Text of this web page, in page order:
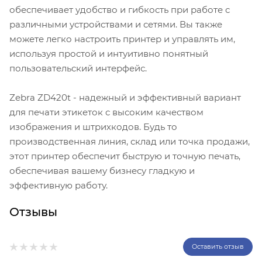
обеспечивает удобство и гибкость при работе с
различными устройствами и сетями. Вы также
можете легко настроить принтер и управлять им,
используя простой и интуитивно понятный
пользовательский интерфейс.
Zebra ZD420t - надежный и эффективный вариант
для печати этикеток с высоким качеством
изображения и штрихкодов. Будь то
производственная линия, склад или точка продажи,
этот принтер обеспечит быструю и точную печать,
обеспечивая вашему бизнесу гладкую и
эффективную работу.
Отзывы
Оставить отзыв